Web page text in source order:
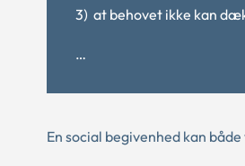
3) at behovet ikke kan
…
En social begivenhed kan